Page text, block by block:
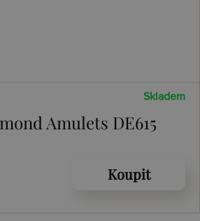
Skladem
Amulets DE615
Koupit